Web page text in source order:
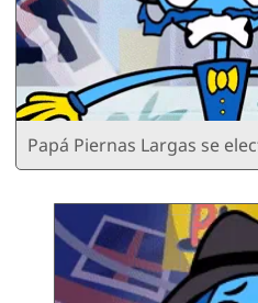
Papá Piernas Largas se